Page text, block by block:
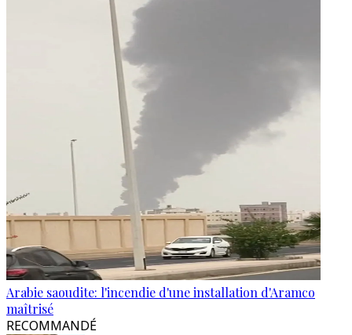
Arabie saoudite: l'incendie d'une installation d'Aramco
maîtrisé
RECOMMANDÉ